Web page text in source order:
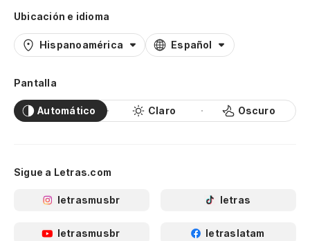
Ubicación e idioma
Hispanoamérica Español
Pantalla
Automático Claro Oscuro
Sigue a Letras.com
letrasmusbr letras
letrasmusbr letraslatam